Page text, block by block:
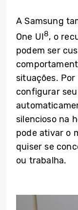
A Samsung
One UI8, o
podem ser
situações.
configurar
silencioso na
pode ativar o
quiser se
ou trabalha.